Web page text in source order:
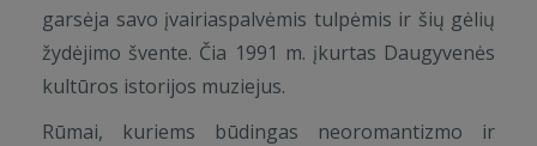
garsėja savo įvairiaspalvėmis tulpėmis ir šių gėlių
žydėjimo švente. Čia 1991 m. įkurtas Daugyvenės
kultūros istorijos muziejus.
Rūmai, kuriems būdingas neoromantizmo ir